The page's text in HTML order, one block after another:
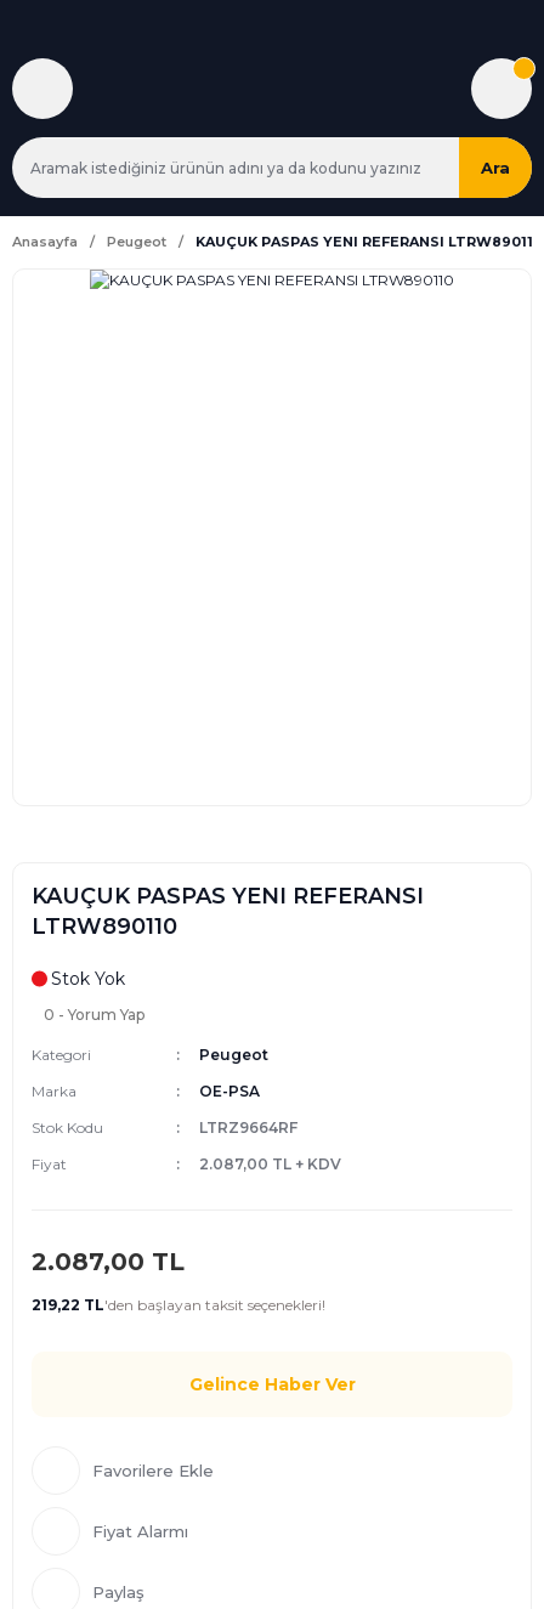
Ara
Anasayfa Peugeot KAUÇUK PASPAS YENI REFERANSI LTRW890110
KAUÇUK PASPAS YENI REFERANSI
LTRW890110
Stok Yok
0 - Yorum Yap
Kategori
Peugeot
Marka
OE-PSA
Stok Kodu
LTRZ9664RF
Fiyat
2.087,00 TL + KDV
2.087,00 TL
219,22 TL'den başlayan taksit seçenekleri!
Gelince Haber Ver
Fiyat Alarmı
Paylaş